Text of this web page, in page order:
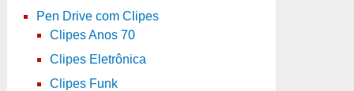
Pen Drive com Clipes
Clipes Anos 70
Clipes Eletrônica
Clipes Funk